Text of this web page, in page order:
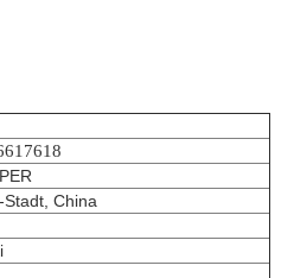
Stadt, China